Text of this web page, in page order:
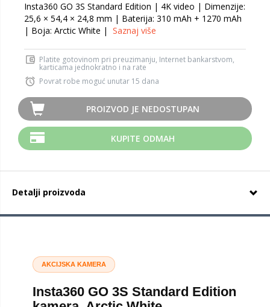
Insta360 GO 3S Standard Edition | 4K video | Dimenzije:
25,6 × 54,4 × 24,8 mm | Baterija: 310 mAh + 1270 mAh
| Boja: Arctic White | Saznaj više
Platite gotovinom pri preuzimanju, Internet bankarstvom,
karticama jednokratno i na rate
Povrat robe moguć unutar 15 dana
PROIZVOD JE NEDOSTUPAN
KUPITE ODMAH
Detalji proizvoda
AKCIJSKA KAMERA
Insta360 GO 3S Standard Edition